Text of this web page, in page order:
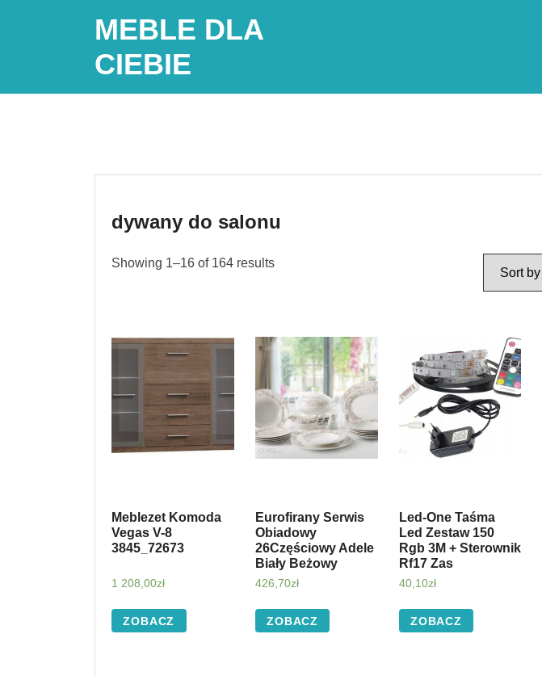
MEBLE DLA
CIEBIE
dywany do salonu
Showing 1–16 of 164 results
Meblezet Komoda
Vegas V-8
3845_72673
1 208,00zł
ZOBACZ
Eurofirany Serwis
Obiadowy
26Częściowy Adele
Biały Beżowy
426,70zł
ZOBACZ
Led-One Taśma
Led Zestaw 150
Rgb 3M + Sterownik
Rf17 Zas
40,10zł
ZOBACZ